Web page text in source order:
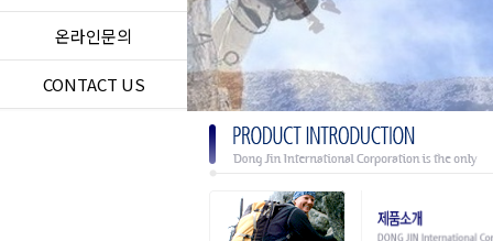
온라인문의
CONTACT US